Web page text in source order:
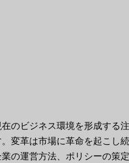
のビジネス環境を形成する
変革は市場に革命を起こし
の運営方法、ポリシーの策